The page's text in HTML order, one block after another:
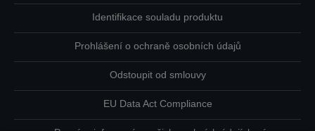
Identifikace souladu produktu
Prohlášení o ochraně osobních údajů
Odstoupit od smlouvy
EU Data Act Compliance